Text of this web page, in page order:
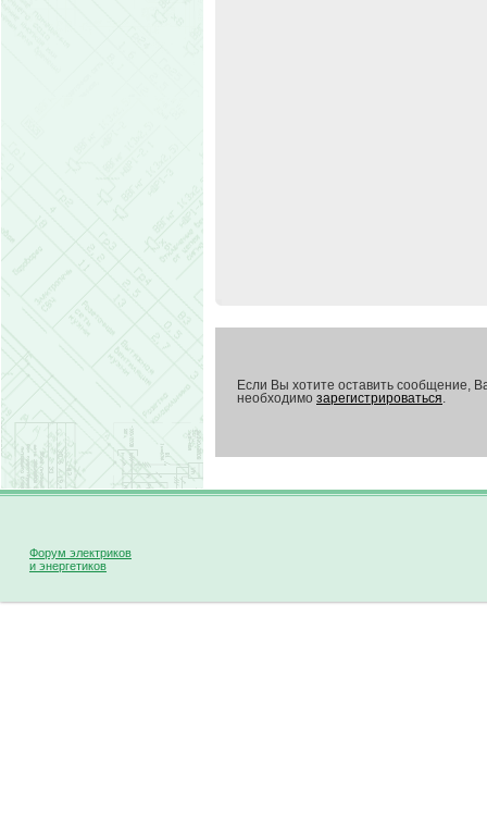
Если Вы хотите оставить сообщение,
необходимо зарегистрироваться.
Форум электриков
и энергетиков